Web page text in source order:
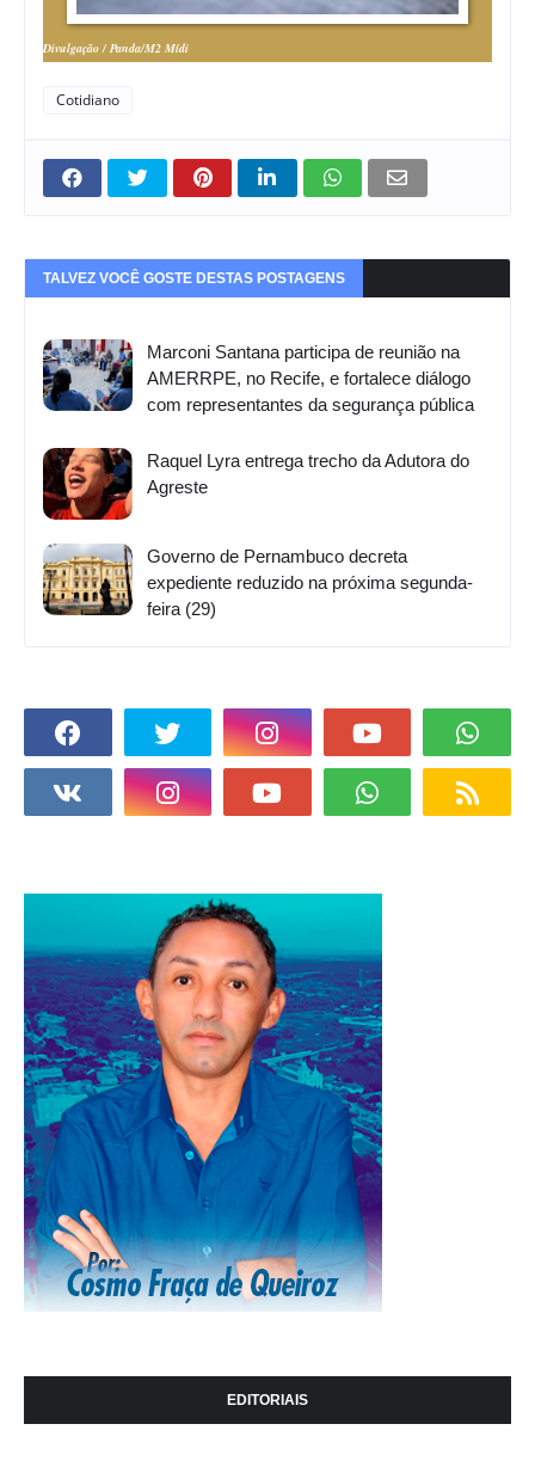
Divulgação / Panda/M2 Mídi
Cotidiano
TALVEZ VOCÊ GOSTE DESTAS POSTAGENS
Marconi Santana participa de reunião na
AMERRPE, no Recife, e fortalece diálogo
com representantes da segurança pública
Raquel Lyra entrega trecho da Adutora do
Agreste
Governo de Pernambuco decreta
expediente reduzido na próxima segunda-
feira (29)
EDITORIAIS